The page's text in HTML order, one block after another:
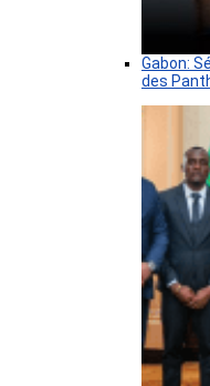
Gabon:
des